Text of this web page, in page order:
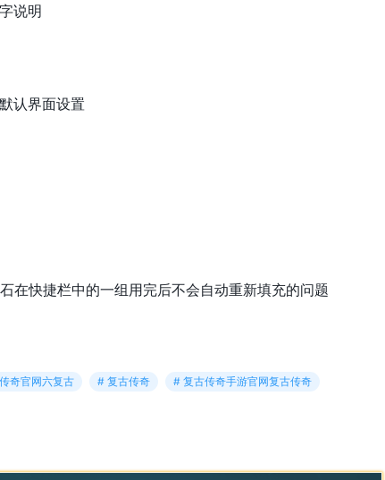
说明
认界面设置
在快捷栏中的一组用完后不会自动重新填充的问题
奇官网六复古 # 复古传奇
# 复古传奇手游官网复古传奇